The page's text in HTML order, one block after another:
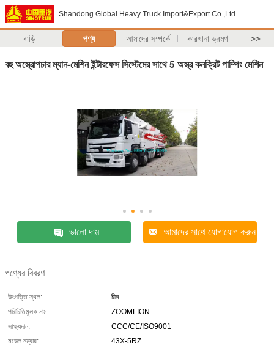
Shandong Global Heavy Truck Import&Export Co.,Ltd
বাড়ি পণ্য আমাদের সম্পর্কে কারখানা ভ্রমণ >>
বহু অস্ত্রোপচার ম্যান-মেশিন ইন্টারফেস সিস্টেমের সাথে 5 অস্ত্র কনক্রিট পাম্পিং মেশিন
ভালো দাম আমাদের সাথে যোগাযোগ করুন
পণ্যের বিবরণ
উৎপত্তি স্থল:
চীন
পরিচিতিমুলক নাম:
ZOOMLION
সাক্ষ্যদান:
CCC/CE/ISO9001
মডেল নম্বার:
43X-5RZ